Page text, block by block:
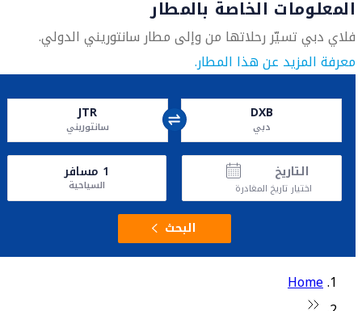
المعلومات الخاصة بالمطار
فلاي دبي تسيّر رحلاتها من وإلى مطار سانتوريني الدولي.
معرفة المزيد عن هذا المطار.
DXB
دبي
JTR
سانتوريني
التاريخ
اختيار تاريخ المغادرة
1 مسافر
السياحية
البحث
Home